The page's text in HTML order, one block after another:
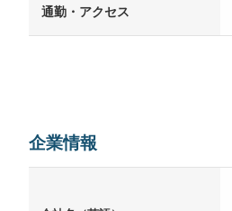
通勤・アクセス
企業情報